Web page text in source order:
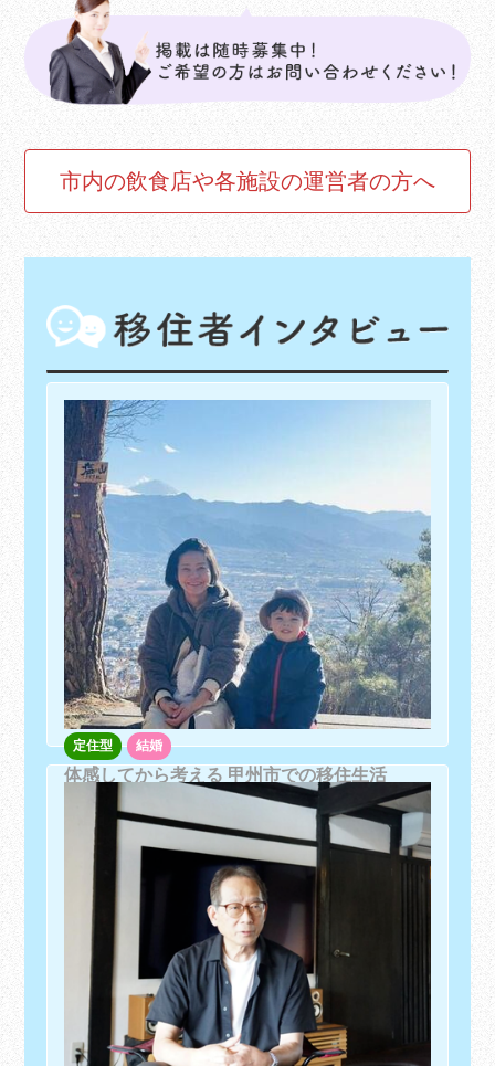
市内の飲食店や各施設の運営者の方へ
定住型 結婚
体感してから考える 甲州市での移住生活